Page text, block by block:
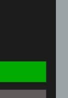
im Falle von
auf die
vielmehr